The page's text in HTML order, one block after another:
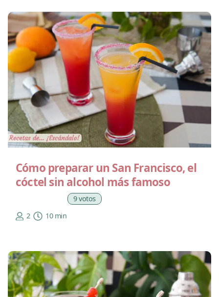
Cómo preparar un San Francisco, el
cóctel sin alcohol más famoso
9 votos
2
10 min